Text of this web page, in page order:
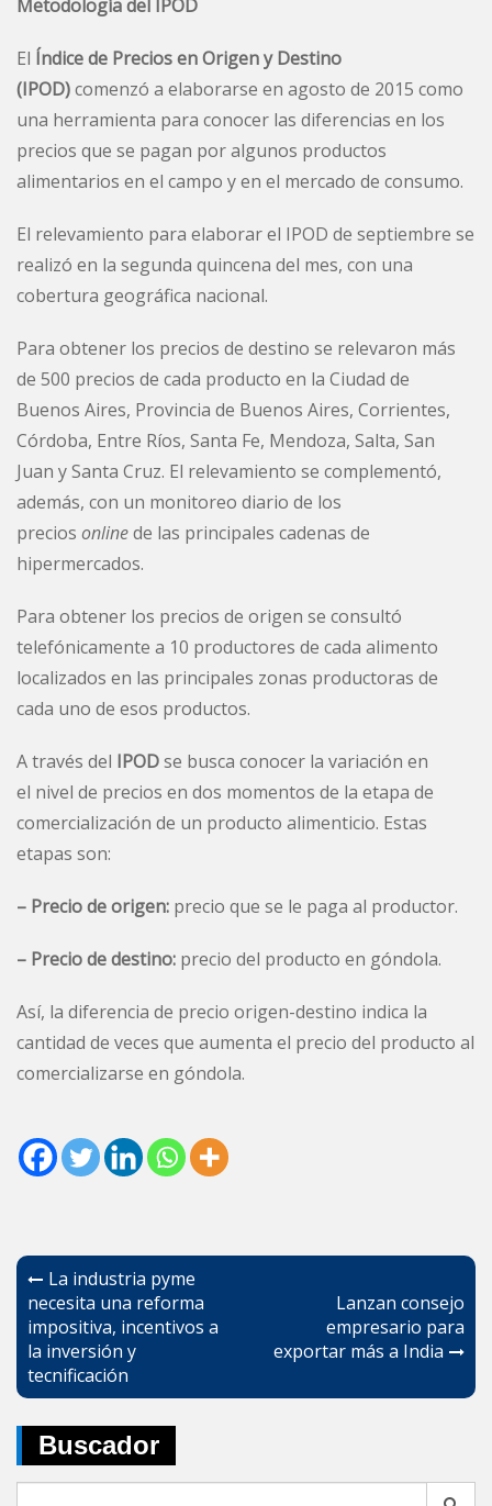
Metodología del IPOD
El Índice de Precios en Origen y Destino
(IPOD)comenzó a elaborarse en agosto de 2015 como
una herramienta para conocer las diferencias en los
precios que se pagan por algunos productos
alimentarios en el campo y en el mercado de consumo.
El relevamiento para elaborar el IPOD de septiembre se
realizó en la segunda quincena del mes, con una
cobertura geográfica nacional.
Para obtener los precios de destino se relevaron más
de 500 precios de cada producto en la Ciudad de
Buenos Aires, Provincia de Buenos Aires, Corrientes,
Córdoba, Entre Ríos, Santa Fe, Mendoza, Salta, San
Juan y Santa Cruz. El relevamiento se complementó,
además, con un monitoreo diario de los
precios onlinede las principales cadenas de
hipermercados.
Para obtener los precios de origen se consultó
telefónicamente a 10 productores de cada alimento
localizados en las principales zonas productoras de
cada uno de esos productos.
A través del IPODse busca conocer la variación en
el nivel de precios en dos momentos de la etapa de
comercialización de un producto alimenticio. Estas
etapas son:
– Precio de origen: precio que se le paga al productor.
– Precio de destino: precio del producto en góndola.
Así, la diferencia de precio origen-destino indica la
cantidad de veces que aumenta el precio del producto al
comercializarse en góndola.
Navegación
de
entradas
La industria pyme
necesita una reforma
impositiva, incentivos a
la inversión y
tecnificación
Lanzan consejo
empresario para
exportar más a India
Buscador